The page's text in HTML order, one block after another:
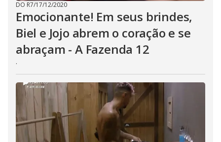
DO R7/17/12/2020
Emocionante! Em seus brindes,
Biel e Jojo abrem o coração e se
abraçam - A Fazenda 12
.